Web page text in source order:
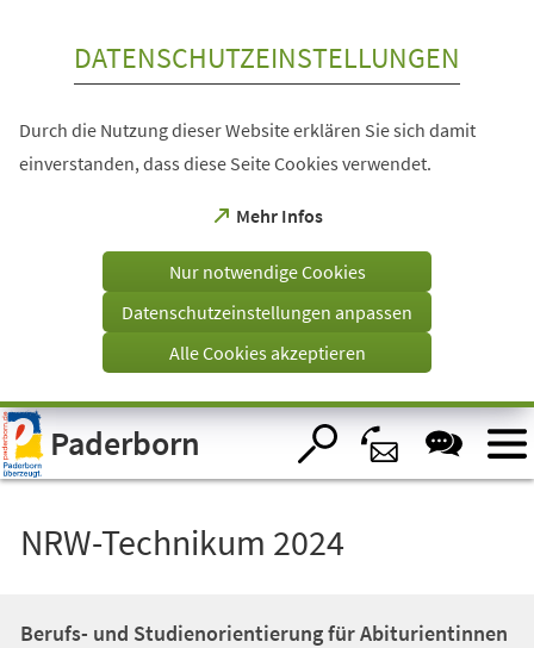
Visuelle
Assistenzsoftware
öffnen.
DATENSCHUTZEINSTELLUNGEN
Durch die Nutzung dieser Website erklären Sie sich damit
einverstanden, dass diese Seite Cookies verwendet.
Mehr Infos
(Öffnet
einem
Tab)
Nur notwendige Cookies
Datenschutzeinstellungen anpassen
Alle Cookies akzeptieren
Paderborn
NRW-Technikum 2024
Berufs- und Studienorientierung für Abiturientinnen